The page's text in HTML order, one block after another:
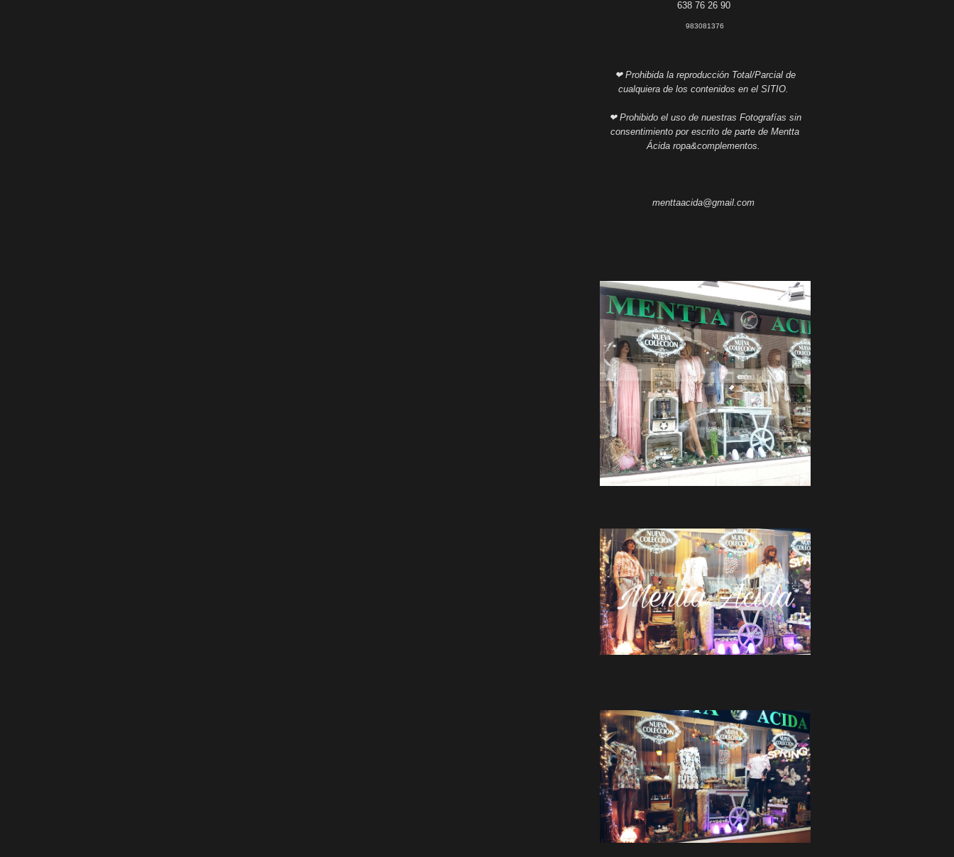
638 76 26 90
983081376
❤ Prohibida la reproducción Total/Parcial de
cualquiera de los contenidos en el SITIO.
❤ Prohibido el uso de nuestras Fotografías sin
consentimiento por escrito de parte de Mentta
Ácida ropa&complementos.
menttaacida@gmail.com